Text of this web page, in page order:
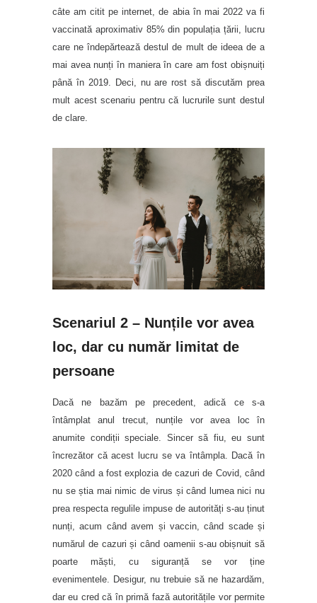
câte am citit pe internet, de abia în mai 2022 va fi
vaccinată aproximativ 85% din populația țării, lucru
care ne îndepărtează destul de mult de ideea de a
mai avea nunți în maniera în care am fost obișnuiți
până în 2019. Deci, nu are rost să discutăm prea
mult acest scenariu pentru că lucrurile sunt destul
de clare.
Scenariul 2 – Nunțile vor avea
loc, dar cu număr limitat de
persoane
Dacă ne bazăm pe precedent, adică ce s-a
întâmplat anul trecut, nunțile vor avea loc în
anumite condiții speciale. Sincer să fiu, eu sunt
încrezător că acest lucru se va întâmpla. Dacă în
2020 când a fost explozia de cazuri de Covid, când
nu se știa mai nimic de virus și când lumea nici nu
prea respecta regulile impuse de autorități s-au ținut
nunți, acum când avem și vaccin, când scade și
numărul de cazuri și când oamenii s-au obișnuit să
poarte măști, cu siguranță se vor ține
evenimentele. Desigur, nu trebuie să ne hazardăm,
dar eu cred că în primă fază autoritățile vor permite